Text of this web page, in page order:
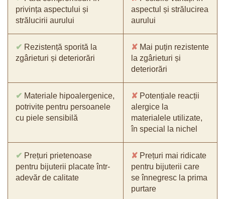
privința aspectului și
strălucirii aurului
aspectul și strălucirea
aurului
✔ Rezistență sporită la
zgârieturi și deteriorări
✘ Mai puțin rezistente
la zgârieturi și
deteriorări
✔ Materiale hipoalergenice,
potrivite pentru persoanele
cu piele sensibilă
✘ Potențiale reacții
alergice la
materialele utilizate,
în special la nichel
✔ Prețuri prietenoase
pentru bijuterii placate într-
adevăr de calitate
✘ Prețuri mai ridicate
pentru bijuterii care
se înnegresc la prima
purtare